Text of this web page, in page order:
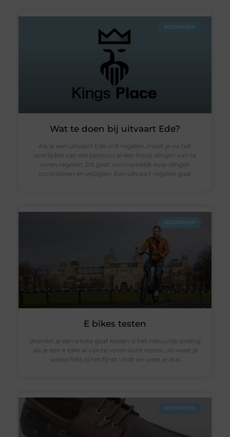
BEDRIJVEN
Wat te doen bij uitvaart Ede?
Als je een uitvaart Ede wilt regelen, moet je na het
overlijden van die persoon al een hoop dingen van te
voren regelen. Dit gaat voornamelijk over dingen
controleren en wijzigen. Een uitvaart regelen gaat
BEDRIJVEN
E bikes testen
Voordat je een e bike gaat kopen is het natuurlijk prettig
als je een e bike al van te voren kunt testen, zo weet je
welke fiets jij het fijnst vindt en weet je dus
BEDRIJVEN